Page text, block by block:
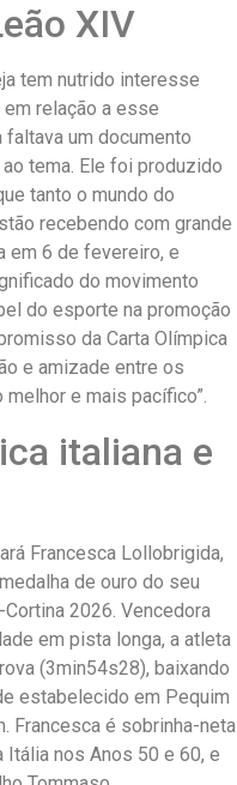
XIV
tem nutrido interesse
relação a esse
faltava um documento
tema. Ele foi produzido
tanto o mundo do
recebendo com grande
em 6 de fevereiro, e
do movimento
do esporte na promoção
da Carta Olímpica
e amizade entre os
e mais pacífico”.
italiana e
Francesca Lollobrigida,
de ouro do seu
2026. Vencedora
em pista longa, a atleta
(3min54s28), baixando
estabelecido em Pequim
Francesca é sobrinha-neta
Itália nos Anos 50 e 60, e